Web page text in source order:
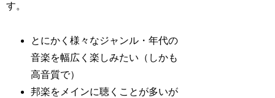
す。
とにかく様々なジャンル・年代の
音楽を幅広く楽しみたい（しかも
高音質で）
邦楽をメインに聴くことが多いが